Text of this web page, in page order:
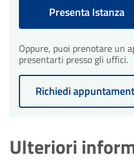
Presenta Istanza
Oppure, puoi prenotare un
presentarti presso gli uffici.
Richiedi
Ulteriori